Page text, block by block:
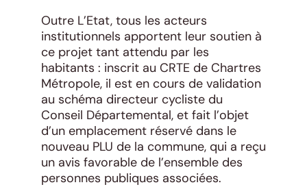
Outre L’Etat, tous les acteurs
institutionnels apportent leur soutien à
ce projet tant attendu par les
habitants : inscrit au CRTE de Chartres
Métropole, il est en cours de validation
au schéma directeur cycliste du
Conseil Départemental, et fait l’objet
d’un emplacement réservé dans le
nouveau PLU de la commune, qui a reçu
un avis favorable de l’ensemble des
personnes publiques associées.